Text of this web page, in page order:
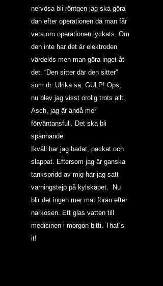
nervösa bli röntgen jag ska göra
dan efter operationen då man får
veta om operationen lyckats. Om
den inte har det är elektroden
värdelös men man göra inget åt
det. “Den sitter där den sitter”
som dr. Ulrika sa. GULP! Ops,
nu blev jag visst orolig trots allt.
Äsch, jag är ändå mer
förväntansfull. Det ska bli
spännande.
Ikväll har jag badat, packat och
slappat. Eftersom jag är ganska
tankspridd av mig har jag satt
varningstejp på kylskåpet.  Nu
blir det ingen mer mat förän efter
narkosen. Ett glas vatten till
medicinen i morgon bitti. That´s
it!